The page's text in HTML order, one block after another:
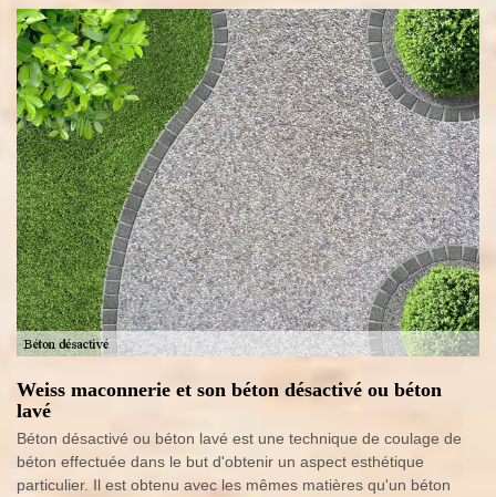
Weiss maconnerie et son béton désactivé ou béton
lavé
Béton désactivé ou béton lavé est une technique de coulage de
béton effectuée dans le but d'obtenir un aspect esthétique
particulier. Il est obtenu avec les mêmes matières qu'un béton